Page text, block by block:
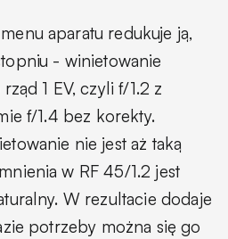
aparatu redukuje ją,
- winietowanie
1 EV, czyli f/1.2 z
f/1.4 bez korekty.
nie jest aż taką
w RF 45/1.2 jest
W rezultacie dodaje
potrzeby można się go